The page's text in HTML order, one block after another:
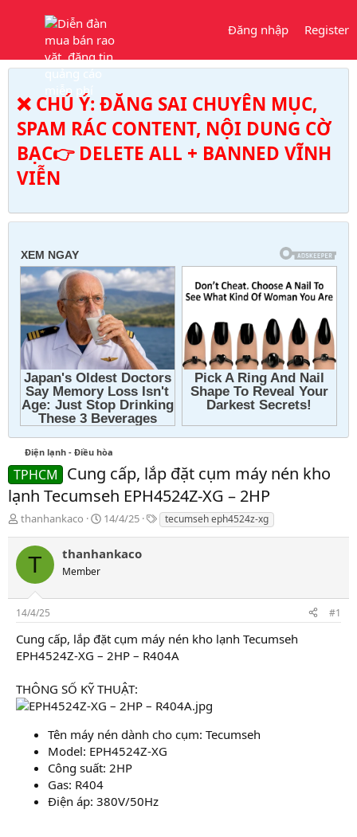
Đăng nhập Register
❌ CHÚ Ý: ĐĂNG SAI CHUYÊN MỤC,
SPAM RÁC CONTENT, NỘI DUNG CỜ
BẠC👉 DELETE ALL + BANNED VĨNH
VIỄN
Điện lạnh - Điều hòa
TPHCM
Cung cấp, lắp đặt cụm máy nén kho
lạnh Tecumseh EPH4524Z-XG – 2HP
T
r
a
s
t
a
r
t
r
thanhankaco
N
y
i
14/4/25
T
a
tecumseh eph4524z-xg
T thanhankaco
Member
14/4/25 #1
Cung cấp, lắp đặt cụm máy nén kho lạnh Tecumseh
EPH4524Z-XG – 2HP – R404A
THÔNG SỐ KỸ THUẬT:
Tên máy nén dành cho cụm: Tecumseh
Model: EPH4524Z-XG
Công suất: 2HP
Gas: R404
Điện áp: 380V/50Hz